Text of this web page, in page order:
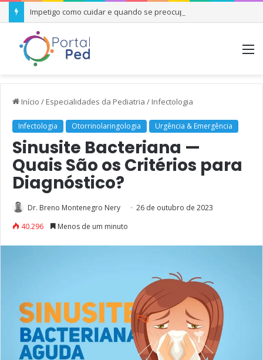
Impetigo como cuidar e quando se preocupar
Início / Especialidades da Pediatria / Infectologia
Infectologia Otorrinolaringologia Urgência & Emergência
Sinusite Bacteriana —
Quais São os Critérios para
Diagnóstico?
Dr. Breno Montenegro Nery
26 de outubro de 2023
40.296
Menos de um minuto